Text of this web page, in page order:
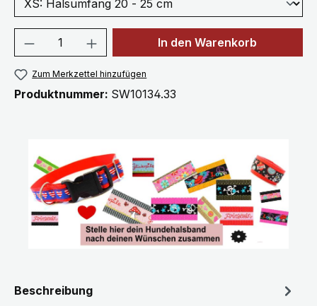
Produkt Anzahl: Gib denIn den Warenkorb
Zum Merkzettel hinzufügen
Produktnummer: SW10134.33
Beschreibung